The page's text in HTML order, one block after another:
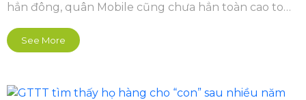
hẳn đông, quân Mobile cũng chưa hẳn toàn cao to
lực lưỡng. Thế nhưng cứ hễ tham gia giải thể thao
nào là Mobile lại ẵm huy chương giải đó...
See More